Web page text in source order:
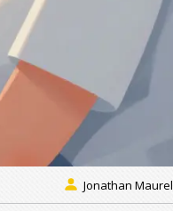
Jonathan Maurel